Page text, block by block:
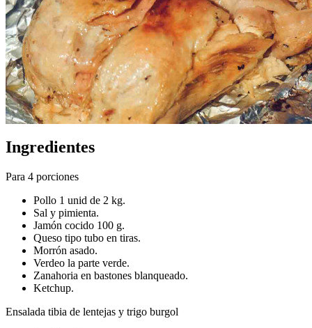
Ingredientes
Para 4 porciones
Pollo 1 unid de 2 kg.
Sal y pimienta.
Jamón cocido 100 g.
Queso tipo tubo en tiras.
Morrón asado.
Verdeo la parte verde.
Zanahoria en bastones blanqueado.
Ketchup.
Ensalada tibia de lentejas y trigo burgol